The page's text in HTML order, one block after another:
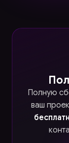
Полную
ваш